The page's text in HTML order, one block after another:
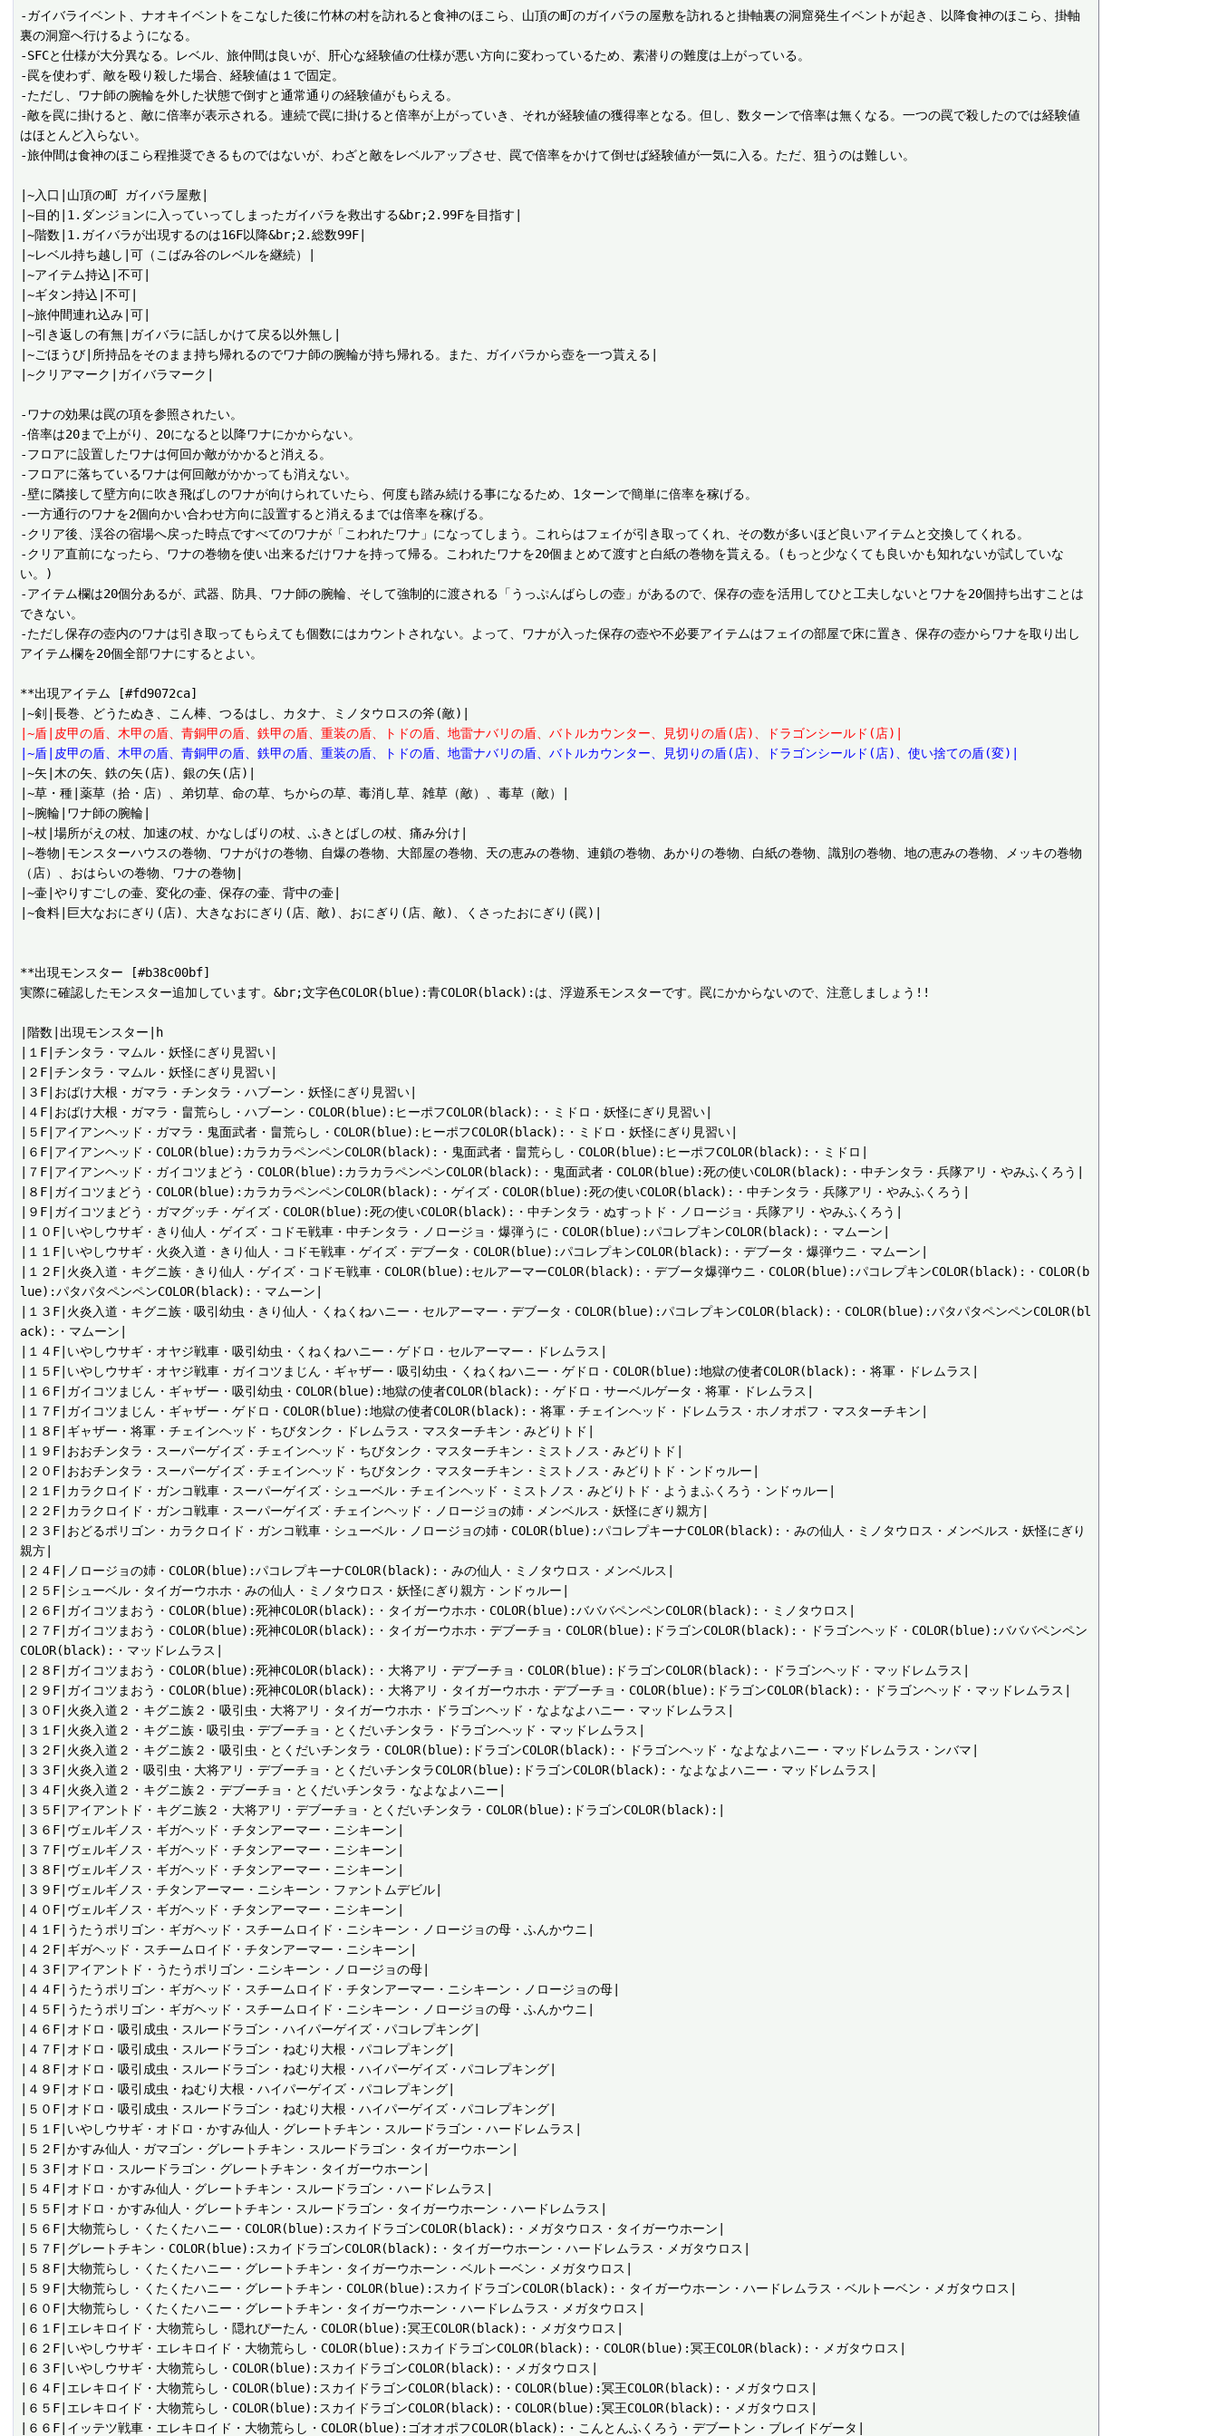
-ガイバライベント、ナオキイベントをこなした後に竹林の村を訪れると食神のほこら、山頂の町のガイバラの屋敷を訪れると掛軸裏の洞窟発生イベントが起き、以降食神のほこら、掛軸
裏の洞窟へ行けるようになる。
-SFCと仕様が大分異なる。レベル、旅仲間は良いが、肝心な経験値の仕様が悪い方向に変わっているため、素潜りの難度は上がっている。
-罠を使わず、敵を殴り殺した場合、経験値は１で固定。
-ただし、ワナ師の腕輪を外した状態で倒すと通常通りの経験値がもらえる。
-敵を罠に掛けると、敵に倍率が表示される。連続で罠に掛けると倍率が上がっていき、それが経験値の獲得率となる。但し、数ターンで倍率は無くなる。一つの罠で殺したのでは経験値
はほとんど入らない。
-旅仲間は食神のほこら程推奨できるものではないが、わざと敵をレベルアップさせ、罠で倍率をかけて倒せば経験値が一気に入る。ただ、狙うのは難しい。
|~入口|山頂の町 ガイバラ屋敷|
|~目的|1.ダンジョンに入っていってしまったガイバラを救出する&br;2.99Fを目指す|
|~階数|1.ガイバラが出現するのは16F以降&br;2.総数99F|
|~レベル持ち越し|可（こばみ谷のレベルを継続）|
|~アイテム持込|不可|
|~ギタン持込|不可|
|~旅仲間連れ込み|可|
|~引き返しの有無|ガイバラに話しかけて戻る以外無し|
|~ごほうび|所持品をそのまま持ち帰れるのでワナ師の腕輪が持ち帰れる。また、ガイバラから壺を一つ貰える|
|~クリアマーク|ガイバラマーク|
-ワナの効果は罠の項を参照されたい。
-倍率は20まで上がり、20になると以降ワナにかからない。
-フロアに設置したワナは何回か敵がかかると消える。
-フロアに落ちているワナは何回敵がかかっても消えない。
-壁に隣接して壁方向に吹き飛ばしのワナが向けられていたら、何度も踏み続ける事になるため、1ターンで簡単に倍率を稼げる。
-一方通行のワナを2個向かい合わせ方向に設置すると消えるまでは倍率を稼げる。
-クリア後、渓谷の宿場へ戻った時点ですべてのワナが「こわれたワナ」になってしまう。これらはフェイが引き取ってくれ、その数が多いほど良いアイテムと交換してくれる。
-クリア直前になったら、ワナの巻物を使い出来るだけワナを持って帰る。こわれたワナを20個まとめて渡すと白紙の巻物を貰える。(もっと少なくても良いかも知れないが試していな
い。)
-アイテム欄は20個分あるが、武器、防具、ワナ師の腕輪、そして強制的に渡される「うっぷんばらしの壺」があるので、保存の壺を活用してひと工夫しないとワナを20個持ち出すことは
できない。
-ただし保存の壺内のワナは引き取ってもらえても個数にはカウントされない。よって、ワナが入った保存の壺や不必要アイテムはフェイの部屋で床に置き、保存の壺からワナを取り出し
アイテム欄を20個全部ワナにするとよい。
**出現アイテム [#fd9072ca]
|~盾|皮甲の盾、木甲の盾、青銅甲の盾、鉄甲の盾、重装の盾、トドの盾、地雷ナバリの盾、バトルカウンター、見切りの盾(店)、ドラゴンシールド(店)|
|~盾|皮甲の盾、木甲の盾、青銅甲の盾、鉄甲の盾、重装の盾、トドの盾、地雷ナバリの盾、バトルカウンター、見切りの盾(店)、ドラゴンシールド(店)、使い捨ての盾(変)|
|~矢|木の矢、鉄の矢(店)、銀の矢(店)|
|~草・種|薬草（拾・店）、弟切草、命の草、ちからの草、毒消し草、雑草（敵）、毒草（敵）|
|~腕輪|ワナ師の腕輪|
|~杖|場所がえの杖、加速の杖、かなしばりの杖、ふきとばしの杖、痛み分け|
|~巻物|モンスターハウスの巻物、ワナがけの巻物、自爆の巻物、大部屋の巻物、天の恵みの巻物、連鎖の巻物、あかりの巻物、白紙の巻物、識別の巻物、地の恵みの巻物、メッキの巻物
（店）、おはらいの巻物、ワナの巻物|
|~壷|やりすごしの壷、変化の壷、保存の壷、背中の壷|
|~食料|巨大なおにぎり(店)、大きなおにぎり(店、敵)、おにぎり(店、敵)、くさったおにぎり(罠)|
**出現モンスター [#b38c00bf]
実際に確認したモンスター追加しています。&br;文字色COLOR(blue):青COLOR(black):は、浮遊系モンスターです。罠にかからないので、注意しましょう!!
|階数|出現モンスター|h
|１F|チンタラ・マムル・妖怪にぎり見習い|
|２F|チンタラ・マムル・妖怪にぎり見習い|
|３F|おばけ大根・ガマラ・チンタラ・ハブーン・妖怪にぎり見習い|
|４F|おばけ大根・ガマラ・畠荒らし・ハブーン・COLOR(blue):ヒーポフCOLOR(black):・ミドロ・妖怪にぎり見習い|
|５F|アイアンヘッド・ガマラ・鬼面武者・畠荒らし・COLOR(blue):ヒーポフCOLOR(black):・ミドロ・妖怪にぎり見習い|
|６F|アイアンヘッド・COLOR(blue):カラカラペンペンCOLOR(black):・鬼面武者・畠荒らし・COLOR(blue):ヒーポフCOLOR(black):・ミドロ|
|７F|アイアンヘッド・ガイコツまどう・COLOR(blue):カラカラペンペンCOLOR(black):・鬼面武者・COLOR(blue):死の使いCOLOR(black):・中チンタラ・兵隊アリ・やみふくろう|
|８F|ガイコツまどう・COLOR(blue):カラカラペンペンCOLOR(black):・ゲイズ・COLOR(blue):死の使いCOLOR(black):・中チンタラ・兵隊アリ・やみふくろう|
|９F|ガイコツまどう・ガマグッチ・ゲイズ・COLOR(blue):死の使いCOLOR(black):・中チンタラ・ぬすっトド・ノロージョ・兵隊アリ・やみふくろう|
|１０F|いやしウサギ・きり仙人・ゲイズ・コドモ戦車・中チンタラ・ノロージョ・爆弾うに・COLOR(blue):パコレプキンCOLOR(black):・マムーン|
|１１F|いやしウサギ・火炎入道・きり仙人・コドモ戦車・ゲイズ・デブータ・COLOR(blue):パコレプキンCOLOR(black):・デブータ・爆弾ウニ・マムーン|
|１２F|火炎入道・キグニ族・きり仙人・ゲイズ・コドモ戦車・COLOR(blue):セルアーマーCOLOR(black):・デブータ爆弾ウニ・COLOR(blue):パコレプキンCOLOR(black):・COLOR(b
lue):パタパタペンペンCOLOR(black):・マムーン|
|１３F|火炎入道・キグニ族・吸引幼虫・きり仙人・くねくねハニー・セルアーマー・デブータ・COLOR(blue):パコレプキンCOLOR(black):・COLOR(blue):パタパタペンペンCOLOR(bl
ack):・マムーン|
|１４F|いやしウサギ・オヤジ戦車・吸引幼虫・くねくねハニー・ゲドロ・セルアーマー・ドレムラス|
|１５F|いやしウサギ・オヤジ戦車・ガイコツまじん・ギャザー・吸引幼虫・くねくねハニー・ゲドロ・COLOR(blue):地獄の使者COLOR(black):・将軍・ドレムラス|
|１６F|ガイコツまじん・ギャザー・吸引幼虫・COLOR(blue):地獄の使者COLOR(black):・ゲドロ・サーベルゲータ・将軍・ドレムラス|
|１７F|ガイコツまじん・ギャザー・ゲドロ・COLOR(blue):地獄の使者COLOR(black):・将軍・チェインヘッド・ドレムラス・ホノオポフ・マスターチキン|
|１８F|ギャザー・将軍・チェインヘッド・ちびタンク・ドレムラス・マスターチキン・みどりトド|
|１９F|おおチンタラ・スーパーゲイズ・チェインヘッド・ちびタンク・マスターチキン・ミストノス・みどりトド|
|２０F|おおチンタラ・スーパーゲイズ・チェインヘッド・ちびタンク・マスターチキン・ミストノス・みどりトド・ンドゥルー|
|２１F|カラクロイド・ガンコ戦車・スーパーゲイズ・シューベル・チェインヘッド・ミストノス・みどりトド・ようまふくろう・ンドゥルー|
|２２F|カラクロイド・ガンコ戦車・スーパーゲイズ・チェインヘッド・ノロージョの姉・メンベルス・妖怪にぎり親方|
|２３F|おどるポリゴン・カラクロイド・ガンコ戦車・シューベル・ノロージョの姉・COLOR(blue):パコレプキーナCOLOR(black):・みの仙人・ミノタウロス・メンベルス・妖怪にぎり
親方|
|２４F|ノロージョの姉・COLOR(blue):パコレプキーナCOLOR(black):・みの仙人・ミノタウロス・メンベルス|
|２５F|シューベル・タイガーウホホ・みの仙人・ミノタウロス・妖怪にぎり親方・ンドゥルー|
|２６F|ガイコツまおう・COLOR(blue):死神COLOR(black):・タイガーウホホ・COLOR(blue):バババペンペンCOLOR(black):・ミノタウロス|
|２７F|ガイコツまおう・COLOR(blue):死神COLOR(black):・タイガーウホホ・デブーチョ・COLOR(blue):ドラゴンCOLOR(black):・ドラゴンヘッド・COLOR(blue):バババペンペン
COLOR(black):・マッドレムラス|
|２８F|ガイコツまおう・COLOR(blue):死神COLOR(black):・大将アリ・デブーチョ・COLOR(blue):ドラゴンCOLOR(black):・ドラゴンヘッド・マッドレムラス|
|２９F|ガイコツまおう・COLOR(blue):死神COLOR(black):・大将アリ・タイガーウホホ・デブーチョ・COLOR(blue):ドラゴンCOLOR(black):・ドラゴンヘッド・マッドレムラス|
|３０F|火炎入道２・キグニ族２・吸引虫・大将アリ・タイガーウホホ・ドラゴンヘッド・なよなよハニー・マッドレムラス|
|３１F|火炎入道２・キグニ族・吸引虫・デブーチョ・とくだいチンタラ・ドラゴンヘッド・マッドレムラス|
|３２F|火炎入道２・キグニ族２・吸引虫・とくだいチンタラ・COLOR(blue):ドラゴンCOLOR(black):・ドラゴンヘッド・なよなよハニー・マッドレムラス・ンバマ|
|３３F|火炎入道２・吸引虫・大将アリ・デブーチョ・とくだいチンタラCOLOR(blue):ドラゴンCOLOR(black):・なよなよハニー・マッドレムラス|
|３４F|火炎入道２・キグニ族２・デブーチョ・とくだいチンタラ・なよなよハニー|
|３５F|アイアントド・キグニ族２・大将アリ・デブーチョ・とくだいチンタラ・COLOR(blue):ドラゴンCOLOR(black):|
|３６F|ヴェルギノス・ギガヘッド・チタンアーマー・ニシキーン|
|３７F|ヴェルギノス・ギガヘッド・チタンアーマー・ニシキーン|
|３８F|ヴェルギノス・ギガヘッド・チタンアーマー・ニシキーン|
|３９F|ヴェルギノス・チタンアーマー・ニシキーン・ファントムデビル|
|４０F|ヴェルギノス・ギガヘッド・チタンアーマー・ニシキーン|
|４１F|うたうポリゴン・ギガヘッド・スチームロイド・ニシキーン・ノロージョの母・ふんかウニ|
|４２F|ギガヘッド・スチームロイド・チタンアーマー・ニシキーン|
|４３F|アイアントド・うたうポリゴン・ニシキーン・ノロージョの母|
|４４F|うたうポリゴン・ギガヘッド・スチームロイド・チタンアーマー・ニシキーン・ノロージョの母|
|４５F|うたうポリゴン・ギガヘッド・スチームロイド・ニシキーン・ノロージョの母・ふんかウニ|
|４６F|オドロ・吸引成虫・スルードラゴン・ハイパーゲイズ・パコレプキング|
|４７F|オドロ・吸引成虫・スルードラゴン・ねむり大根・パコレプキング|
|４８F|オドロ・吸引成虫・スルードラゴン・ねむり大根・ハイパーゲイズ・パコレプキング|
|４９F|オドロ・吸引成虫・ねむり大根・ハイパーゲイズ・パコレプキング|
|５０F|オドロ・吸引成虫・スルードラゴン・ねむり大根・ハイパーゲイズ・パコレプキング|
|５１F|いやしウサギ・オドロ・かすみ仙人・グレートチキン・スルードラゴン・ハードレムラス|
|５２F|かすみ仙人・ガマゴン・グレートチキン・スルードラゴン・タイガーウホーン|
|５３F|オドロ・スルードラゴン・グレートチキン・タイガーウホーン|
|５４F|オドロ・かすみ仙人・グレートチキン・スルードラゴン・ハードレムラス|
|５５F|オドロ・かすみ仙人・グレートチキン・スルードラゴン・タイガーウホーン・ハードレムラス|
|５６F|大物荒らし・くたくたハニー・COLOR(blue):スカイドラゴンCOLOR(black):・メガタウロス・タイガーウホーン|
|５７F|グレートチキン・COLOR(blue):スカイドラゴンCOLOR(black):・タイガーウホーン・ハードレムラス・メガタウロス|
|５８F|大物荒らし・くたくたハニー・グレートチキン・タイガーウホーン・ベルトーベン・メガタウロス|
|５９F|大物荒らし・くたくたハニー・グレートチキン・COLOR(blue):スカイドラゴンCOLOR(black):・タイガーウホーン・ハードレムラス・ベルトーベン・メガタウロス|
|６０F|大物荒らし・くたくたハニー・グレートチキン・タイガーウホーン・ハードレムラス・メガタウロス|
|６１F|エレキロイド・大物荒らし・隠れぴーたん・COLOR(blue):冥王COLOR(black):・メガタウロス|
|６２F|いやしウサギ・エレキロイド・大物荒らし・COLOR(blue):スカイドラゴンCOLOR(black):・COLOR(blue):冥王COLOR(black):・メガタウロス|
|６３F|いやしウサギ・大物荒らし・COLOR(blue):スカイドラゴンCOLOR(black):・メガタウロス|
|６４F|エレキロイド・大物荒らし・COLOR(blue):スカイドラゴンCOLOR(black):・COLOR(blue):冥王COLOR(black):・メガタウロス|
|６５F|エレキロイド・大物荒らし・COLOR(blue):スカイドラゴンCOLOR(black):・COLOR(blue):冥王COLOR(black):・メガタウロス|
|６６F|イッテツ戦車・エレキロイド・大物荒らし・COLOR(blue):ゴオオポフCOLOR(black):・こんとんふくろう・デブートン・ブレイドゲータ|